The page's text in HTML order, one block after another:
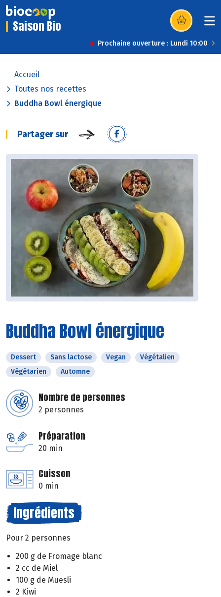
Saison Bio (s’ouvre dans
Prochaine ouverture : Lundi 10:00
Accueil
Toutes nos recettes
Buddha Bowl énergique
Partager sur
Buddha Bowl énergique
Dessert Sans lactose Vegan
Végétalien
Végétarien
Automne
Nombre de personnes
2 personnes
Préparation
20 min
Cuisson
0 min
Ingrédients
Pour 2 personnes
200 g de Fromage blanc
2 cc de Miel
100 g de Muesli
2 Kiwi